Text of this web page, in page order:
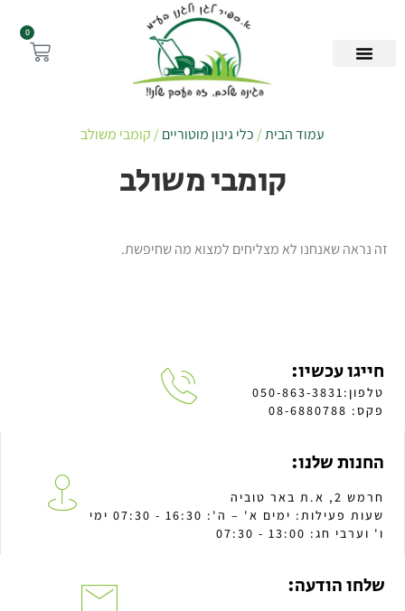
0
עמוד הבית/כלי גינון מוטוריים/ קומבי משולב
קומבי משולב
זה נראה שאנחנו לא מצליחים למצוא מה שחיפשת.
חייגו עכשיו:
טלפון:050-863-3831
פקס: 08-6880788
החנות שלנו:
חרמש 2, א.ת באר טוביה
שעות פעילות: ימים א' – ה': 16:30 - 07:30 ימי
ו' וערבי חג: 13:00 - 07:30
שלחו הודעה: